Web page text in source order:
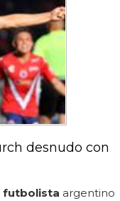
desnudo con
futbolista argentino